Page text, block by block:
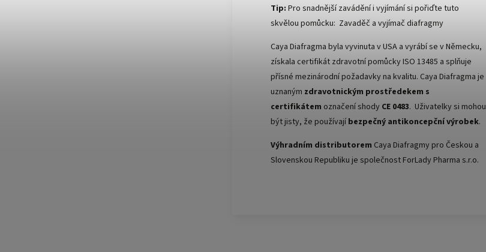
Tip: Pro snadnější zavádění i vyjímání si pořiďte tuto
skvělou pomůcku: Zavaděč a vyjímač diafragmy
Caya Diafragma byla vyvinuta v USA a vyrábí se v Německu,
získala certifikát zdravotní pomůcky ISO 13485 a splňuje
přísné mezinárodní požadavky na kvalitu. Caya Diafragma je
uznaným zdravotnickým prostředekem s
certifikátem označení shody CE 0483. Uživatelky si mohou
být jisty, že používají bezpečný antikoncepční výrobek.
Výhradním distributorem Caya Diafragmy pro Českou a
Slovenskou Republiku je společnost ForLady Pharma s.r.o.